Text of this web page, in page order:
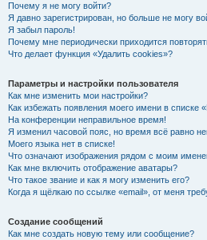
Почему я не могу войти?
Я давно зарегистрирован, но больше не могу
Я забыл пароль!
Почему мне периодически приходится
Что делает функция «Удалить cookies»?
Параметры и настройки пользователя
Как мне изменить мои настройки?
Как избежать появления моего имени в списке
На конференции неправильное время!
Я изменил часовой пояс, но время всё равно
Моего языка нет в списке!
Что означают изображения рядом с моим
Как мне включить отображение аватары?
Что такое звание и как я могу изменить его?
Когда я щёлкаю по ссылке «email», от меня
Создание сообщений
Как мне создать новую тему или сообщение?